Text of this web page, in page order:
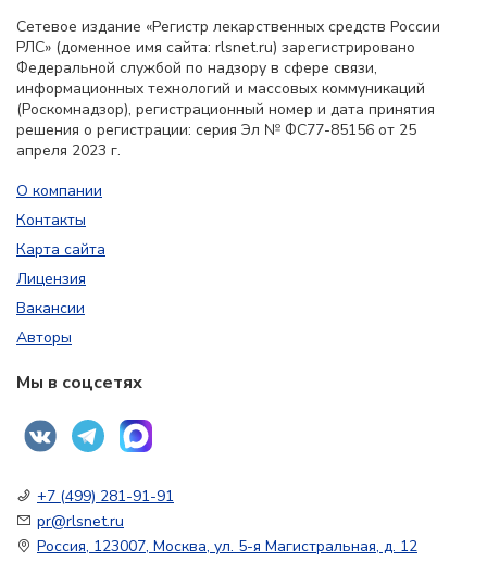
Сетевое издание «Регистр лекарственных средств России
РЛС» (доменное имя сайта: rlsnet.ru) зарегистрировано
Федеральной службой по надзору в сфере связи,
информационных технологий и массовых коммуникаций
(Роскомнадзор), регистрационный номер и дата принятия
решения о регистрации: серия Эл № ФС77-85156 от 25
апреля 2023 г.
О компании
Контакты
Карта сайта
Лицензия
Вакансии
Авторы
Мы в соцсетях
+7 (499) 281-91-91
pr@rlsnet.ru
Россия, 123007, Москва, ул. 5-я Магистральная, д. 12